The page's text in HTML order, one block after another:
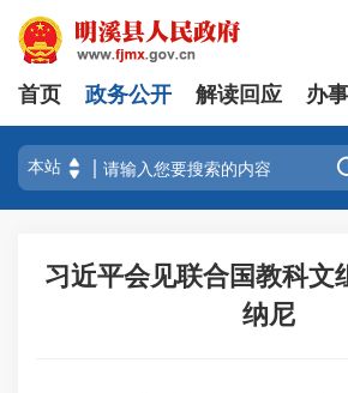
首页 政务公开 解读回应 办
习近平会见联合国教科文
纳尼